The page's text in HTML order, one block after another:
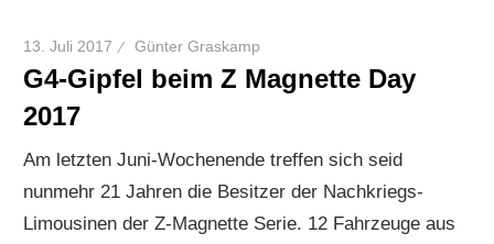
13. Juli 2017 Günter Graskamp
G4-Gipfel beim Z Magnette Day
2017
Am letzten Juni-Wochenende treffen sich seid
nunmehr 21 Jahren die Besitzer der Nachkriegs-
Limousinen der Z-Magnette Serie. 12 Fahrzeuge aus